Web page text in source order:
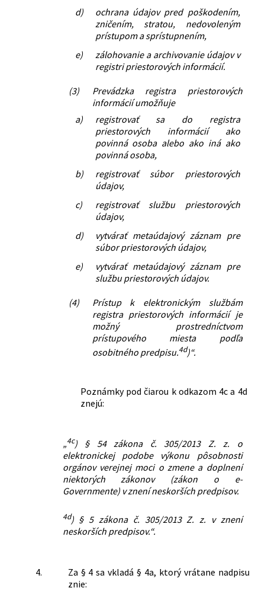
d)
ochrana údajov pred poškodením,
zničením, stratou, nedovoleným
prístupom a sprístupnením,
e)
zálohovanie a archivovanie údajov v
registri priestorových informácií.
(3)
Prevádzka registra priestorových
informácií umožňuje
a)
registrovať sa do registra
priestorových informácií ako
povinná osoba alebo ako iná ako
povinná osoba,
b)
registrovať súbor priestorových
údajov,
c)
registrovať službu priestorových
údajov,
d)
vytvárať metaúdajový záznam pre
súbor priestorových údajov,
e)
vytvárať metaúdajový záznam pre
službu priestorových údajov.
(4)
Prístup k elektronickým službám
registra priestorových informácií je
možný prostredníctvom
prístupového miesta podľa
osobitného predpisu.4d)“.
Poznámky pod čiarou k odkazom 4c a 4d
znejú:
„4c) § 54 zákona č. 305/2013 Z. z. o
elektronickej podobe výkonu pôsobnosti
orgánov verejnej moci o zmene a doplnení
niektorých zákonov (zákon o e-
Governmente) v znení neskorších predpisov.
4d) § 5 zákona č. 305/2013 Z. z. v znení
neskorších predpisov.“.
4.
Za § 4 sa vkladá § 4a, ktorý vrátane nadpisu
znie: